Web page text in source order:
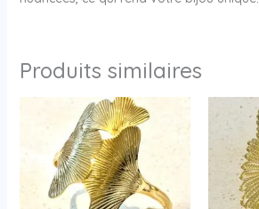
Produits similaires